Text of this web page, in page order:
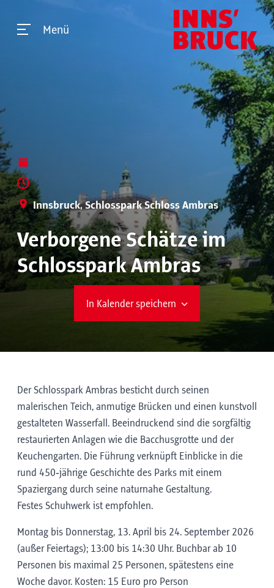
Menü
Innsbruck, Schlosspark Schloss Ambras
Verborgene Schätze im
Schlosspark Ambras
In Kalender speichern
Der Schlosspark Ambras besticht durch seinen
malerischen Teich, anmutige Brücken und einen kunstvoll
gestalteten Wasserfall. Beeindruckend sind die sorgfältig
restaurierten Anlagen wie die Bacchusgrotte und der
Keuchengarten. Die Führung verknüpft Einblicke in die
rund 450‑jährige Geschichte des Parks mit einem
Spaziergang durch seine naturnahe Gestaltung.
Festes Schuhwerk ist empfohlen.
Montag bis Donnerstag, 13. April bis 24. September 2026
(außer Feiertags); 13:00 bis 14:30 Uhr. Buchbar ab 10
Personen bis maximal 25 Personen, spätestens eine
Woche davor. Kosten: 15 Euro pro Person